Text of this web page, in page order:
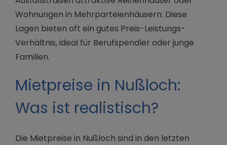
Wohnungen in Mehrparteienhäusern. Diese
Lagen bieten oft ein gutes Preis-Leistungs-
Verhältnis, ideal für Berufspendler oder junge
Familien.
Mietpreise in Nußloch:
Was ist realistisch?
Die Mietpreise in Nußloch sind in den letzten